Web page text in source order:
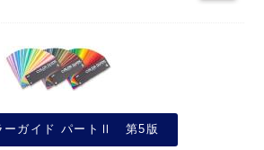
ーガイド パートⅡ 第5版